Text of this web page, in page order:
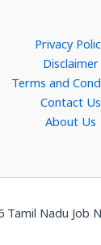
Privacy
Disclaimer
Terms and
Contact Us
About Us
Nadu Job